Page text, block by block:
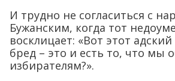
И трудно не согласиться с
Бужанским, когда тот
восклицает: «Вот этот
бред – это и есть то, что мы
избирателям?».